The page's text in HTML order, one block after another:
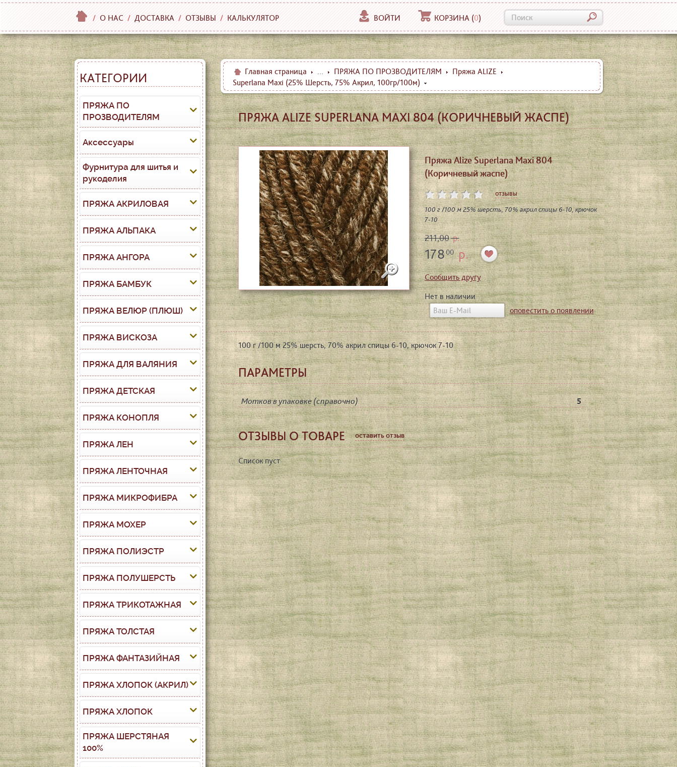
/ О НАС / ДОСТАВКА / ОТЗЫВЫ / КАЛЬКУЛЯТОР ВОЙТИ КОРЗИНА (0)
КАТЕГОРИИ
ПРЯЖА ПО
ПРОЗВОДИТЕЛЯМ
Аксессуары
Фурнитура для шитья и
рукоделия
ПРЯЖА АКРИЛОВАЯ
ПРЯЖА АЛЬПАКА
ПРЯЖА АНГОРА
ПРЯЖА БАМБУК
ПРЯЖА ВЕЛЮР (ПЛЮШ)
ПРЯЖА ВИСКОЗА
ПРЯЖА ДЛЯ ВАЛЯНИЯ
ПРЯЖА ДЕТСКАЯ
ПРЯЖА КОНОПЛЯ
ПРЯЖА ЛЕН
ПРЯЖА ЛЕНТОЧНАЯ
ПРЯЖА МИКРОФИБРА
ПРЯЖА МОХЕР
ПРЯЖА ПОЛИЭСТР
ПРЯЖА ПОЛУШЕРСТЬ
ПРЯЖА ТРИКОТАЖНАЯ
ПРЯЖА ТОЛСТАЯ
ПРЯЖА ФАНТАЗИЙНАЯ
ПРЯЖА ХЛОПОК (АКРИЛ)
ПРЯЖА ХЛОПОК
ПРЯЖА ШЕРСТЯНАЯ
100%
Главная страница ... ПРЯЖА ПО ПРОЗВОДИТЕЛЯМ
Пряжа ALIZE
Superlana Maxi (25% Шерсть, 75% Акрил, 100гр/100м)
ПРЯЖА ALIZE SUPERLANA MAXI 804 (КОРИЧНЕВЫЙ ЖАСПЕ)
Пряжа Alize Superlana Maxi 804
(Коричневый жаспе)
отзывы
100 г /100 м 25% шерсть, 70% акрил спицы 6-10, крючок
7-10
211,00р.
17800р.
Сообщить другу
Нет в наличии
оповестить о появлении
100 г /100 м 25% шерсть, 70% акрил спицы 6-10, крючок 7-10
ПАРАМЕТРЫ
Мотков в упаковке (справочно) 5
ОТЗЫВЫ О ТОВАРЕ оставить отзыв
Список пуст